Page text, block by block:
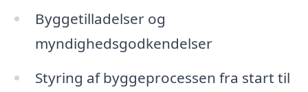
Byggetilladelser og
myndighedsgodkendelser
Styring af byggeprocessen fra start til